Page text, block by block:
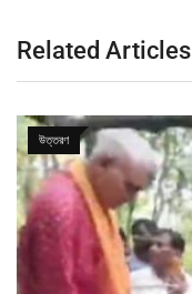
Related Articles
উত্তরণ